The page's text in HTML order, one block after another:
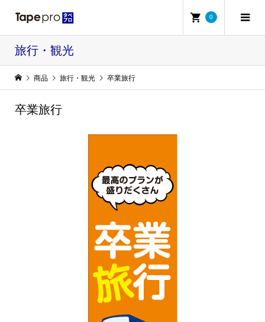
0
旅行・観光
商品 旅行・観光 卒業旅行
卒業旅行